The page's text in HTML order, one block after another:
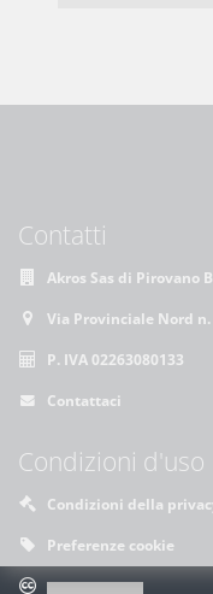
Contatti
Akros Sas di Pirovano
Via Provinciale Nord n.
P. IVA 02263080133
Contattaci
Condizioni d'uso
Condizioni della
Preferenze cookie